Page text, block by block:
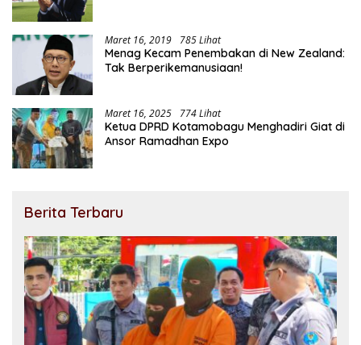
Maret 16, 2019 785 Lihat
Menag Kecam Penembakan di New Zealand:
Tak Berperikemanusiaan!
Maret 16, 2025 774 Lihat
Ketua DPRD Kotamobagu Menghadiri Giat di
Ansor Ramadhan Expo
Berita Terbaru